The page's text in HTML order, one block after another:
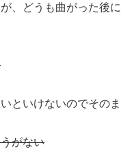
、どうも曲がった後に
といけないのでそのま
がない